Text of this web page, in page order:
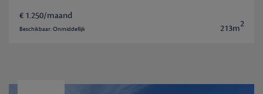
€ 1.250/maand
Beschikbaar: Onmiddellijk 213m2